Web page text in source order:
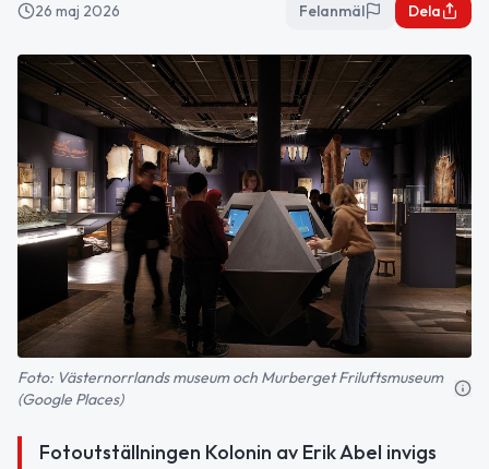
26 maj 2026 Felanmäl Dela
Foto: Västernorrlands museum och Murberget Friluftsmuseum
(Google Places)
Fotoutställningen Kolonin av Erik Abel invigs